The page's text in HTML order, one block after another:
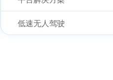
低速无人驾驶